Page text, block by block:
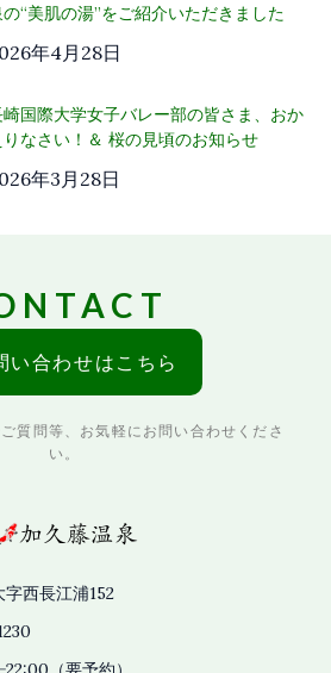
の“美肌の湯”をご紹介いただきました
年4月28日
崎国際大学女子バレー部の皆さま、おか
りなさい！＆ 桜の見頃のお知らせ
年3月28日
西長江浦152
い合わせはこちら
質問等、お気軽にお問い合わせくださ
い。